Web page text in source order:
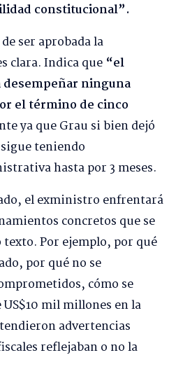
constitucional”.
ser aprobada la
clara. Indica que “el
ninguna
el término de cinco
ya que Grau si bien dejó
sigue teniendo
hasta por 3 meses.
el exministro enfrentará
concretos que se
Por ejemplo, por qué
por qué no se
cómo se
mil millones en la
advertencias
reflejaban o no la